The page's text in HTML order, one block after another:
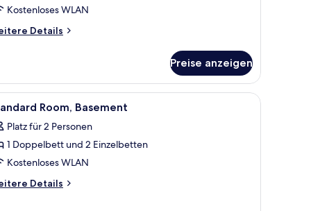
Kostenloses WLAN
Details
Preise anzeigen
Schreibtisch mit Stuhl, einem Fernseher und einem Spiegel.
Ein Hotelzimmer mit zwei Betten, einem
1 Room, Basement
Platz für 2 Personen
1 Doppelbett und 2 Einzelbetten
Kostenloses WLAN
Details